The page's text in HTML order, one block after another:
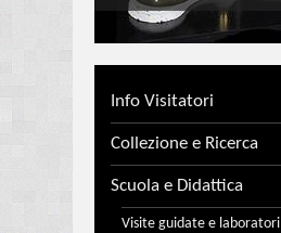
Info Visitatori
Collezione e Ricerca
Scuola e Didattica
Visite guidate e laboratori